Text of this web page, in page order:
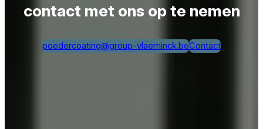
contact met ons op te nemen
poedercoating@group-vlaeminck.beContact